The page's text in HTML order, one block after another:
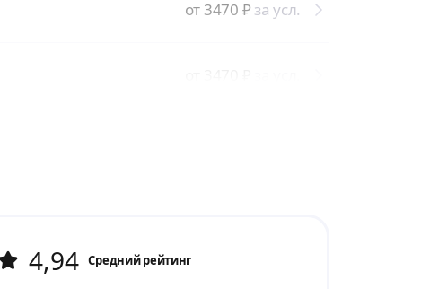
от 3470 ₽ за усл.
4,94 Cредний рейтинг